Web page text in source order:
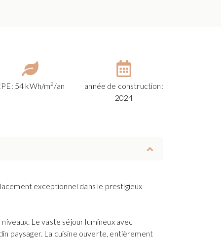
54 kWh/m2/an
année de construction:
2024
exceptionnel dans le prestigieux
Le vaste séjour lumineux avec
paysager. La cuisine ouverte, entièrement